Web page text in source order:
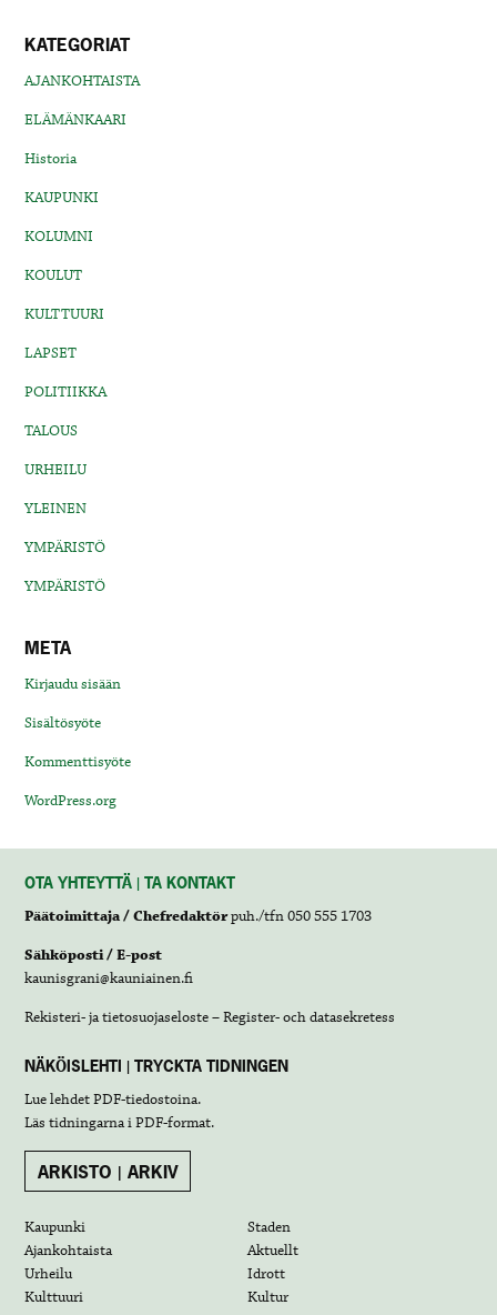
KATEGORIAT
AJANKOHTAISTA
ELÄMÄNKAARI
Historia
KAUPUNKI
KOLUMNI
KOULUT
KULTTUURI
LAPSET
POLITIIKKA
TALOUS
URHEILU
YLEINEN
YMPÄRISTÖ
YMPÄRISTÖ
META
Kirjaudu sisään
Sisältösyöte
Kommenttisyöte
WordPress.org
OTA YHTEYTTÄ | TA KONTAKT
Päätoimittaja / Chefredaktörpuh./tfn 050 555 1703
Sähköposti / E-post
kaunisgrani@kauniainen.fi
Rekisteri- ja tietosuojaseloste – Register- och datasekretess
NÄKÖISLEHTI | TRYCKTA TIDNINGEN
Lue lehdetPDF-tiedostoina.
Läs tidningarna iPDF-format.
ARKISTO | ARKIV
Kaupunki
Staden
Ajankohtaista
Aktuellt
Urheilu
Idrott
Kulttuuri
Kultur